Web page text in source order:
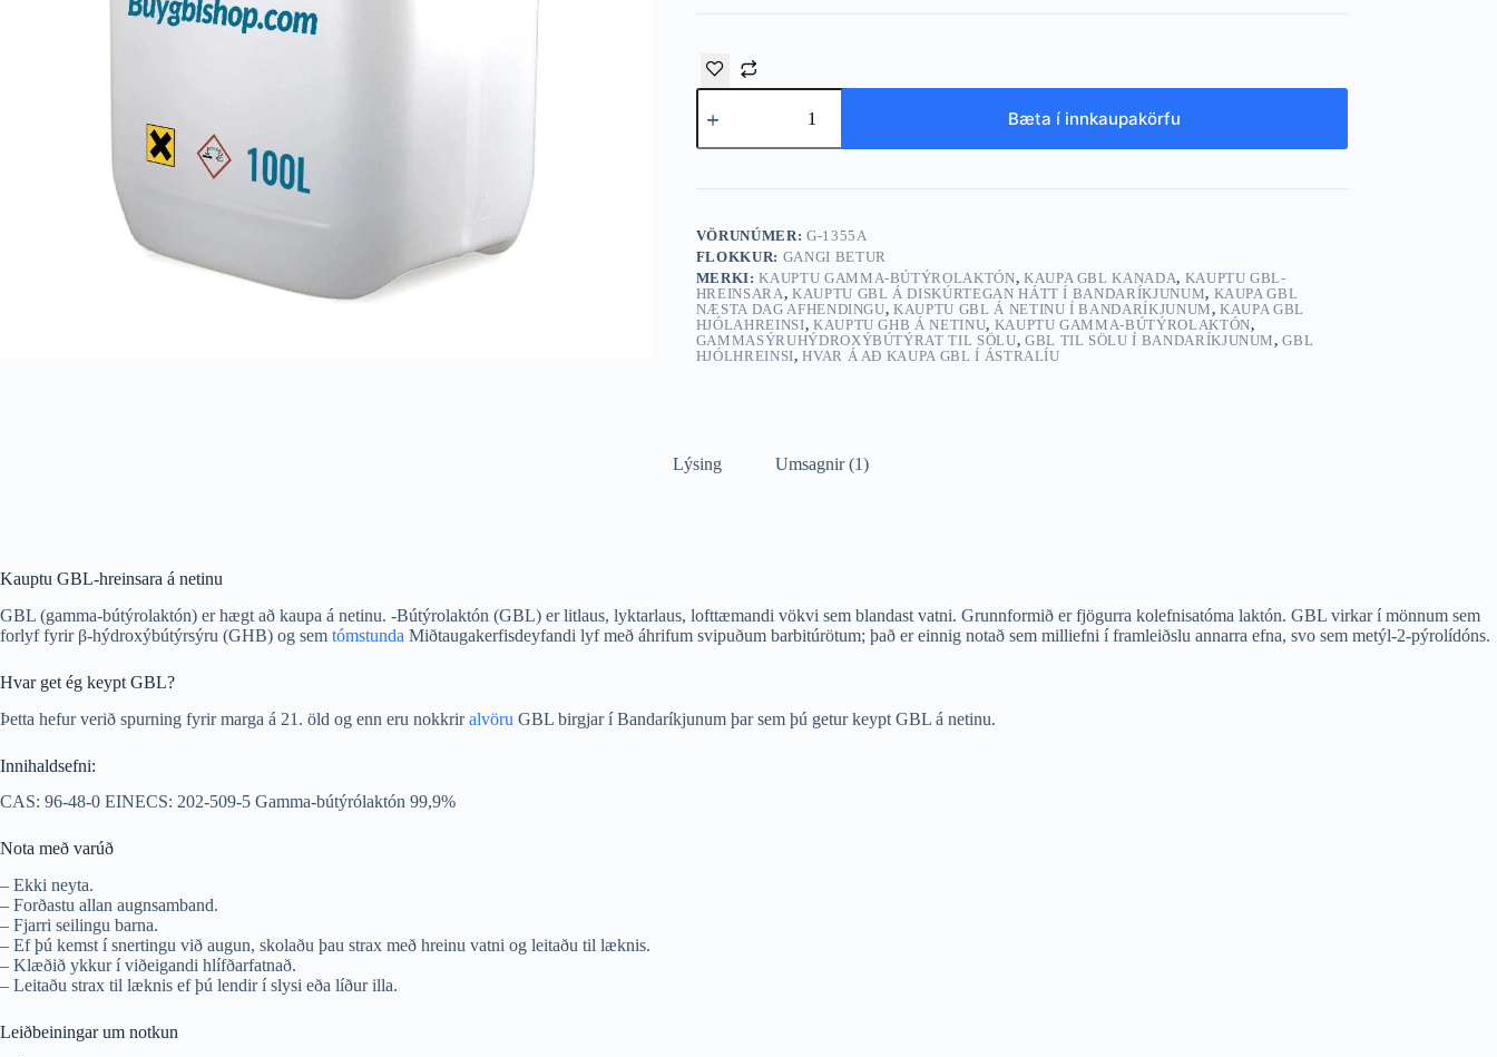
Pure
Gamma-
100L
Bæta í innkaupakörfu
VÖRUNÚMER: G-1355A
FLOKKUR: GANGI BETUR
MERKI:KAUPTU GAMMA-BÚTÝROLAKTÓN, KAUPA GBL KANADA, KAUPTU GBL-
HREINSARA, KAUPTU GBL Á DISKÚRTEGAN HÁTT Í BANDARÍKJUNUM, KAUPA GBL
NÆSTA DAG AFHENDINGU,KAUPTU GBL Á NETINU Í BANDARÍKJUNUM,KAUPA GBL
HJÓLAHREINSI, KAUPTU GHB Á NETINU, KAUPTU GAMMA-BÚTÝROLAKTÓN,
GAMMASÝRUHÝDROXÝBÚTÝRAT TIL SÖLU, GBL TIL SÖLU Í BANDARÍKJUNUM,GBL
HJÓLHREINSI,HVAR Á AÐ KAUPA GBL Í ÁSTRALÍU
Lýsing Umsagnir (1)
Kauptu GBL-hreinsara á netinu
GBL (gamma-bútýrolaktón) er hægt að kaupa á netinu. -Bútýrolaktón (GBL) er litlaus, lyktarlaus, lofttæmandi vökvi sem blandast vatni. Grunnformið er fjögurra kolefnisatóma laktón. GBL virkar í mönnum sem
forlyf fyrir β-hýdroxýbútýrsýru (GHB) og sem tómstunda Miðtaugakerfisdeyfandi lyf með áhrifum svipuðum barbitúrötum; það er einnig notað sem milliefni í framleiðslu annarra efna, svo sem metýl-2-pýrolídóns.
Hvar get ég keypt GBL?
Þetta hefur verið spurning fyrir marga á 21. öld og enn eru nokkriralvöru GBL birgjar í Bandaríkjunum þar sem þú getur keypt GBL á netinu.
Innihaldsefni:
CAS: 96-48-0 EINECS: 202-509-5 Gamma-bútýrólaktón 99,9%
Nota með varúð
– Ekki neyta.
– Forðastu allan augnsamband.
– Fjarri seilingu barna.
– Ef þú kemst í snertingu við augun, skolaðu þau strax með hreinu vatni og leitaðu til læknis.
– Klæðið ykkur í viðeigandi hlífðarfatnað.
– Leitaðu strax til læknis ef þú lendir í slysi eða líður illa.
Leiðbeiningar um notkun